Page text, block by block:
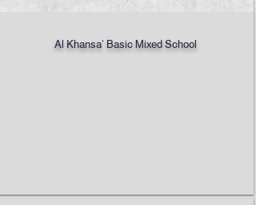
Al Khansa’ Basic Mixed School